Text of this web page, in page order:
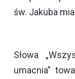
św. Jakuba
Słowa
umacnia”